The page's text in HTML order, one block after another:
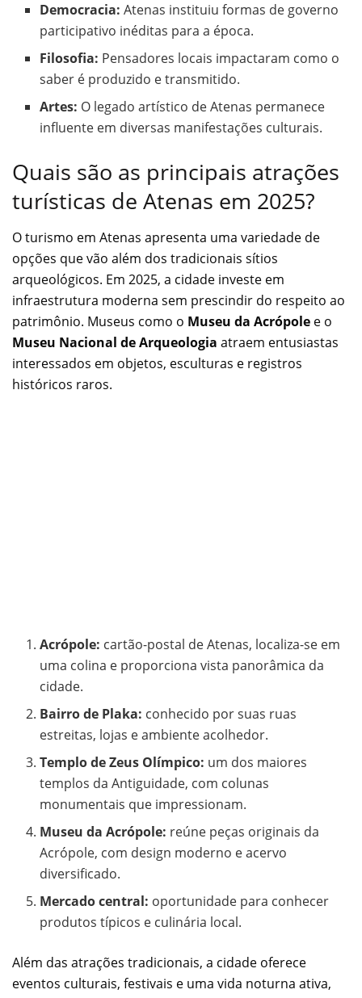
Democracia: Atenas instituiu formas de governo
participativo inéditas para a época.
Filosofia: Pensadores locais impactaram como o
saber é produzido e transmitido.
Artes: O legado artístico de Atenas permanece
influente em diversas manifestações culturais.
Quais são as principais atrações
turísticas de Atenas em 2025?
O turismo em Atenas apresenta uma variedade de
opções que vão além dos tradicionais sítios
arqueológicos. Em 2025, a cidade investe em
infraestrutura moderna sem prescindir do respeito ao
patrimônio. Museus como o Museu da Acrópole e o
Museu Nacional de Arqueologia atraem entusiastas
interessados em objetos, esculturas e registros
históricos raros.
Acrópole: cartão-postal de Atenas, localiza-se em
uma colina e proporciona vista panorâmica da
cidade.
Bairro de Plaka: conhecido por suas ruas
estreitas, lojas e ambiente acolhedor.
Templo de Zeus Olímpico: um dos maiores
templos da Antiguidade, com colunas
monumentais que impressionam.
Museu da Acrópole: reúne peças originais da
Acrópole, com design moderno e acervo
diversificado.
Mercado central: oportunidade para conhecer
produtos típicos e culinária local.
Além das atrações tradicionais, a cidade oferece
eventos culturais, festivais e uma vida noturna ativa,